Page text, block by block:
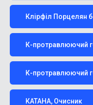
Клірфіл Порцелян
К-протравлюючий
К-протравлюючий
КАТАНА, Очисник